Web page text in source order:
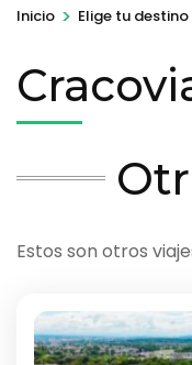
Inicio > Elige tu destino
Estos son otros